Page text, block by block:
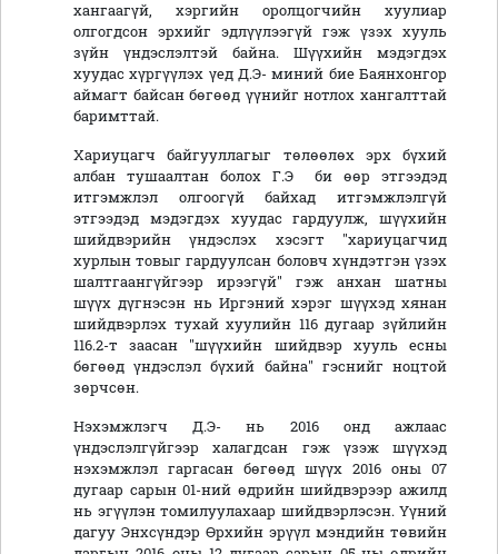
хангаагүй, хэргийн оролцогчийн хуулиар
олгогдсон эрхийг эдлүүлээгүй гэж үзэх хууль
зүйн үндэслэлтэй байна. Шүүхийн мэдэгдэх
хуудас хүргүүлэх үед Д.Э- миний бие Баянхонгор
аймагт байсан бөгөөд үүнийг нотлох хангалттай
баримттай.
Хариуцагч байгууллагыг төлөөлөх эрх бүхий
албан тушаалтан болох Г.Э би өөр этгээдэд
итгэмжлэл олгоогүй байхад итгэмжлэлгүй
этгээдэд мэдэгдэх хуудас гардуулж, шүүхийн
шийдвэрийн үндэслэх хэсэгт "хариуцагчид
хурлын товыг гардуулсан боловч хүндэтгэн үзэх
шалтгаангүйгээр ирээгүй" гэж анхан шатны
шүүх дүгнэсэн нь Иргэний хэрэг шүүхэд хянан
шийдвэрлэх тухай хуулийн 116 дугаар зүйлийн
116.2-т заасан "шүүхийн шийдвэр хууль есны
бөгөөд үндэслэл бүхий байна" гэснийг ноцтой
зөрчсөн.
Нэхэмжлэгч Д.Э- нь 2016 онд ажлаас
үндэслэлгүйгээр халагдсан гэж үзэж шүүхэд
нэхэмжлэл гаргасан бөгөөд шүүх 2016 оны 07
дугаар сарын 01-ний өдрийн шийдвэрээр ажилд
нь эгүүлэн томилуулахаар шийдвэрлэсэн. Үүний
дагуу Энхсүндэр Өрхийн эрүүл мэндийн төвийн